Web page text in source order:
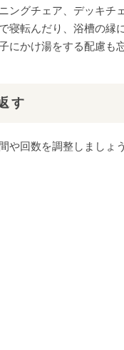
ングチェア、デッキチ
寝転んだり、浴槽の縁
にかけ湯をする配慮も
す
や回数を調整しましょう